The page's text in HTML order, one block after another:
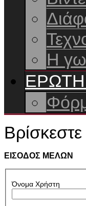
Η
ΕΙΣΟΔΟΣ ΜΕΛΩΝ
Όνομα Χρήστη